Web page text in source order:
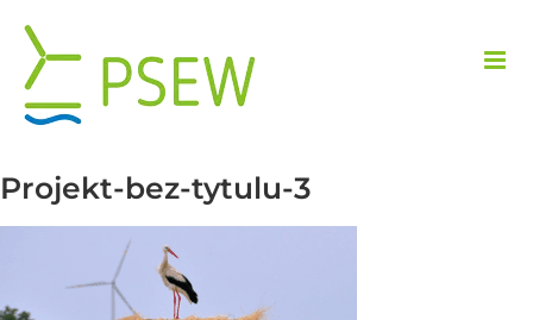
zawartości
Projekt-bez-tytulu-3